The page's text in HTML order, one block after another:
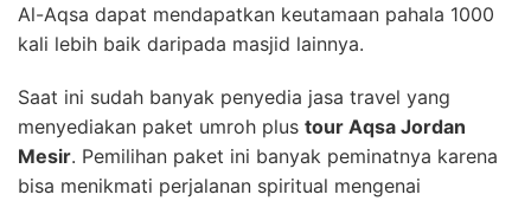
Al-Aqsa dapat mendapatkan keutamaan pahala 1000
kali lebih baik daripada masjid lainnya.
Saat ini sudah banyak penyedia jasa travel yang
menyediakan paket umroh plus tour Aqsa Jordan
Mesir. Pemilihan paket ini banyak peminatnya karena
bisa menikmati perjalanan spiritual mengenai